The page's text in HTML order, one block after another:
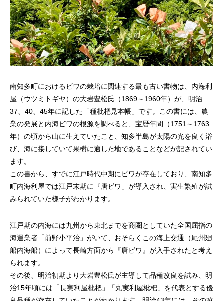
南知多町におけるビワの栽培に関連する最も古い書物は、内海利
屋（ウツミトギヤ）の大岩豊松氏（1869～1960年）が、明治
37、40、45年に記した「種枇杷見本帳」です。この書には、農
業の発展と内海ビワの根源を調べると、宝暦年間（1751～1763
年）の頃から山に生えていたこと、知多半島が太陽の光を良く浴
び、海に接していて果樹に適した地であることなどが記されてい
ます。
この書から、すでに江戸時代中期にビワが存在しており、南知多
町内海利屋では江戸末期に『唐ビワ」が導入され、実生繁殖が試
みられていた様子がわかります。
江戸期の内海には九州から東北までを商圏としていた全国屈指の
海運業者「前野小平治」がいて、おそらくこの海上交通（尾州廻
船内海船）によって長崎方面から『唐ビワ』が入手されたと考え
られます。
その後、明治初期より大岩豊松氏が主導して品種改良を試み、明
治15年頃には「長実利屋枇杷」「丸実利屋枇杷」を代表とする優